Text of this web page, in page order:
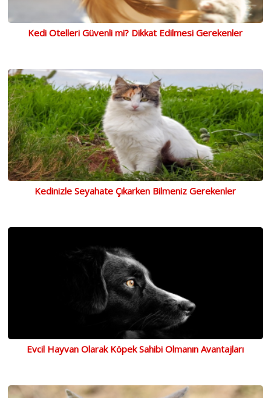
Kedi Otelleri Güvenli mi? Dikkat Edilmesi Gerekenler
Kedinizle Seyahate Çıkarken Bilmeniz Gerekenler
Evcil Hayvan Olarak Köpek Sahibi Olmanın Avantajları